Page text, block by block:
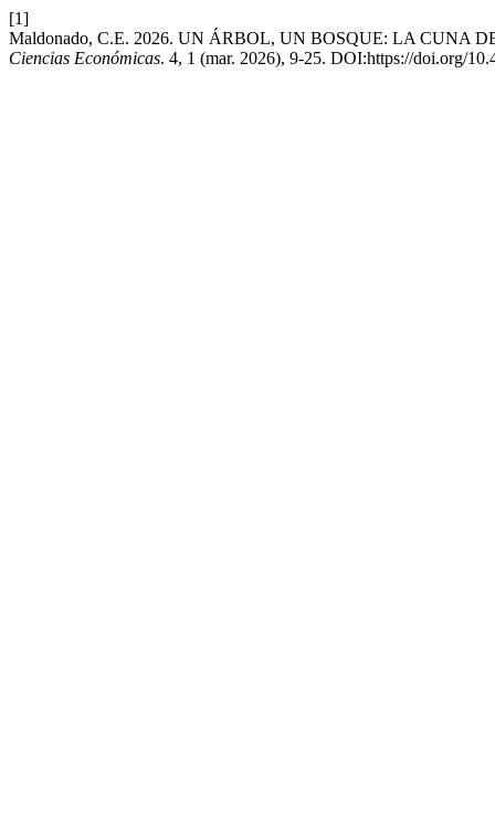
[1]
Maldonado, C.E. 2026. UN ÁRBOL, UN BOSQUE: LA CUNA
Ciencias Económicas. 4, 1 (mar. 2026), 9-25. DOI:https://doi.org/